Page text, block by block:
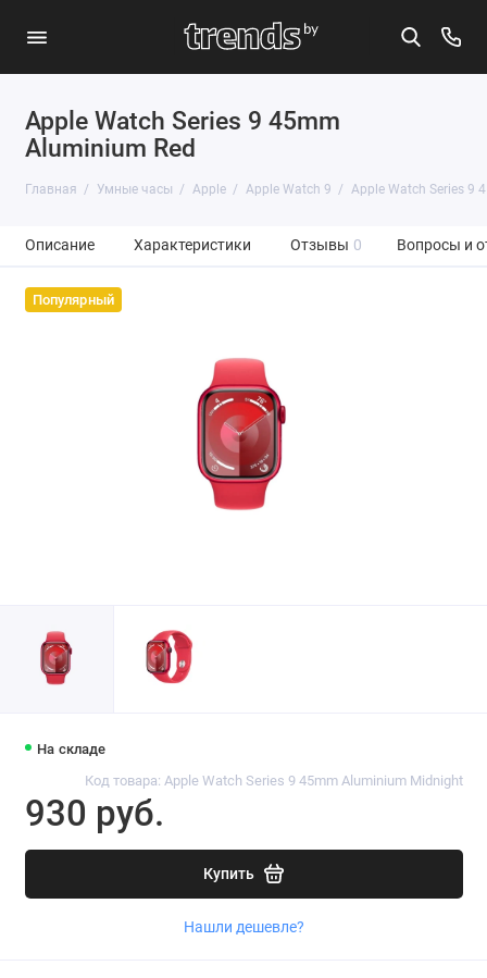
Apple Watch Series 9 45mm
Aluminium Red
Главная Умные часы Apple Apple Watch 9 Apple Watch Series 9
Описание Характеристики Отзывы 0 Вопросы и
Популярный
На складе
Код товара: Apple Watch Series 9 45mm Aluminium Midnight
930 руб.
Купить
Нашли дешевле?